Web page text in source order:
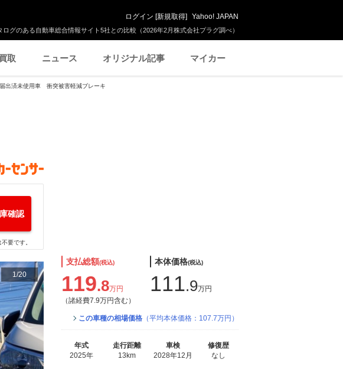
グのある自動車総合情報サイト5社との比較（2026年2月株式会社プラグ調べ）
ログイン [新規取得] Yahoo! JAPAN
取 ニュース オリジナル記事 マイカー
出済未使用車 衝突被害軽減ブレーキ
確認
要です。
1/20
支払総額(税込)
119.8万円
（諸経費7.9万円含む）
本体価格(税込)
111.9万円
この車種の相場価格 （平均本体価格：107.7万円）
年式
2025年
走行距離
13km
車検
2028年12月
修復歴
なし